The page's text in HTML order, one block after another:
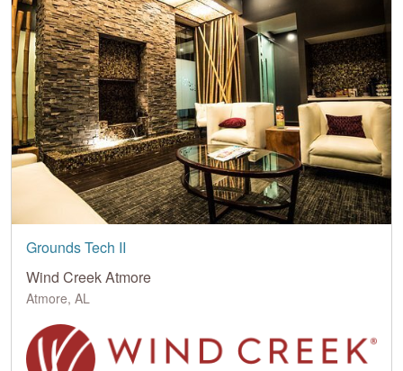
Grounds Tech II
Wind Creek Atmore
Atmore, AL